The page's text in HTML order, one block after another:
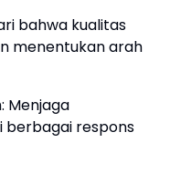
bahwa kualitas
menentukan arah
Menjaga
berbagai respons